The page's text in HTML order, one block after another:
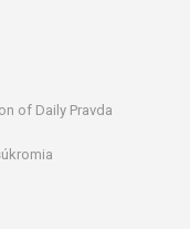
of Daily Pravda